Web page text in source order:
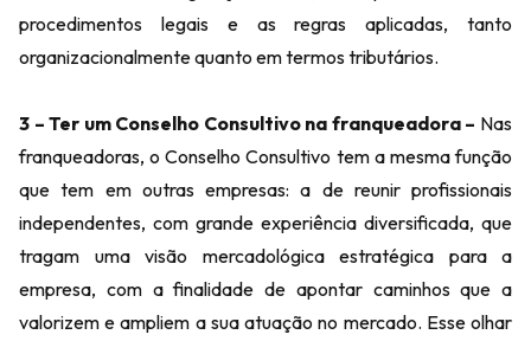
procedimentos legais e as regras aplicadas, tanto
organizacionalmente quanto em termos tributários.
3 – Ter um Conselho Consultivo na franqueadora – Nas
franqueadoras, o Conselho Consultivo tem a mesma função
que tem em outras empresas: a de reunir profissionais
independentes, com grande experiência diversificada, que
tragam uma visão mercadológica estratégica para a
empresa, com a finalidade de apontar caminhos que a
valorizem e ampliem a sua atuação no mercado. Esse olhar